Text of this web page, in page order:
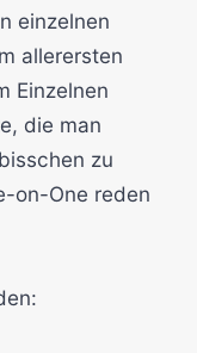
einzelnen
allerersten
Einzelnen
die man
zu
on-One reden